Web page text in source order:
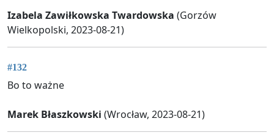
Izabela Zawiłkowska Twardowska (Gorzów
Wielkopolski, 2023-08-21)
#132
Bo to ważne
Marek Błaszkowski (Wrocław, 2023-08-21)